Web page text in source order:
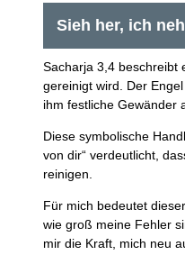
Sieh her, ich
Sacharja 3,4 beschreibt
gereinigt wird. Der
ihm festliche Gewänder
Diese symbolische
von dir“ verdeutlicht,
reinigen.
Für mich bedeutet
wie groß meine Fehler
mir die Kraft, mich neu